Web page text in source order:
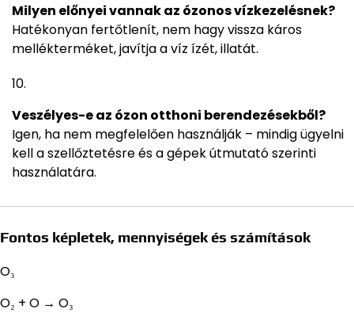
Milyen előnyei vannak az ózonos vízkezelésnek?
Hatékonyan fertőtlenít, nem hagy vissza káros
mellékterméket, javítja a víz ízét, illatát.
Veszélyes-e az ózon otthoni berendezésekből?
Igen, ha nem megfelelően használják – mindig ügyelni
kell a szellőztetésre és a gépek útmutató szerinti
használatára.
Fontos képletek, mennyiségek és számítások
O₃
O₂ + O → O₃